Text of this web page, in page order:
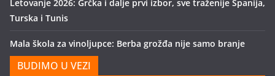
Letovanje 2026: Grčka i dalje prvi izbor, sve traženije Španija,
Turska i Tunis
Mala škola za vinoljupce: Berba grožđa nije samo branje
BUDIMO U VEZI